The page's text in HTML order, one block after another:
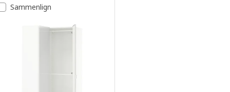
PAX / FYRUDDEN, Hjørnegarderobe, hvid/blå, 161/111x236
Sammenlign